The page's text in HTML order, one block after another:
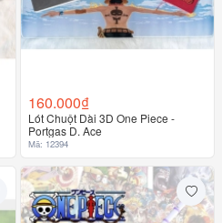
160.000₫
Lót Chuột Dài 3D One Piece -
Portgas D. Ace
Mã: 12394